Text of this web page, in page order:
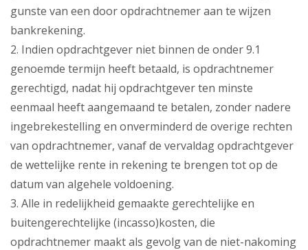
gunste van een door opdrachtnemer aan te wijzen
bankrekening.
2. Indien opdrachtgever niet binnen de onder 9.1
genoemde termijn heeft betaald, is opdrachtnemer
gerechtigd, nadat hij opdrachtgever ten minste
eenmaal heeft aangemaand te betalen, zonder nadere
ingebrekestelling en onverminderd de overige rechten
van opdrachtnemer, vanaf de vervaldag opdrachtgever
de wettelijke rente in rekening te brengen tot op de
datum van algehele voldoening.
3. Alle in redelijkheid gemaakte gerechtelijke en
buitengerechtelijke (incasso)kosten, die
opdrachtnemer maakt als gevolg van de niet-nakoming